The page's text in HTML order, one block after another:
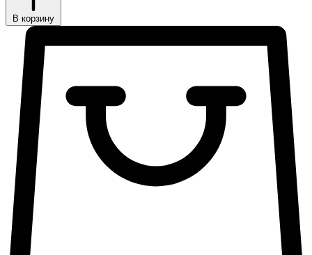
В корзину